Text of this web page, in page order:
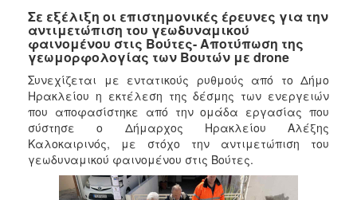
ΕΠΙΣΚΕΠΤΗΣ
ΗΡΑΚΛΕΙΟ
Σε εξέλιξη οι επιστημονικές έρευνες για την
αντιμετώπιση του γεωδυναμικού
φαινομένου στις Βούτες- Αποτύπωση της
γεωμορφολογίας των Βουτών με drone
Συνεχίζεται με εντατικούς ρυθμούς από το Δήμο
Ηρακλείου η εκτέλεση της δέσμης των ενεργειών
που αποφασίστηκε από την ομάδα εργασίας που
σύστησε ο Δήμαρχος Ηρακλείου Αλέξης
Καλοκαιρινός, με στόχο την αντιμετώπιση του
γεωδυναμικού φαινομένου στις Βούτες.